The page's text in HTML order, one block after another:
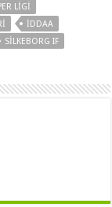
LIGI
IDDAA
SILKEBORG IF